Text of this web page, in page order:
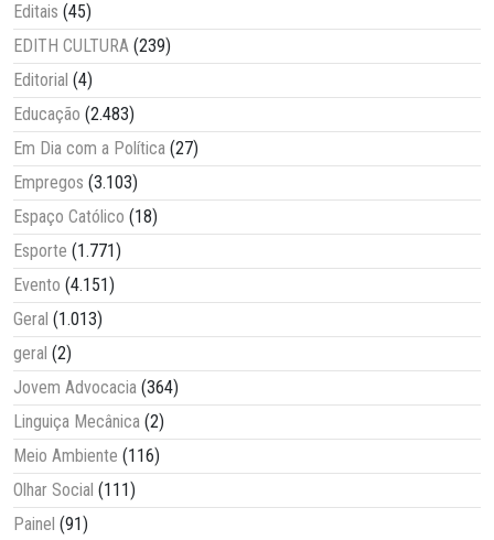
Editais (45)
EDITH CULTURA (239)
Editorial (4)
Educação (2.483)
Em Dia com a Política (27)
Empregos (3.103)
Espaço Católico (18)
Esporte (1.771)
Evento (4.151)
Geral (1.013)
geral (2)
Jovem Advocacia (364)
Linguiça Mecânica (2)
Meio Ambiente (116)
Olhar Social (111)
Painel (91)